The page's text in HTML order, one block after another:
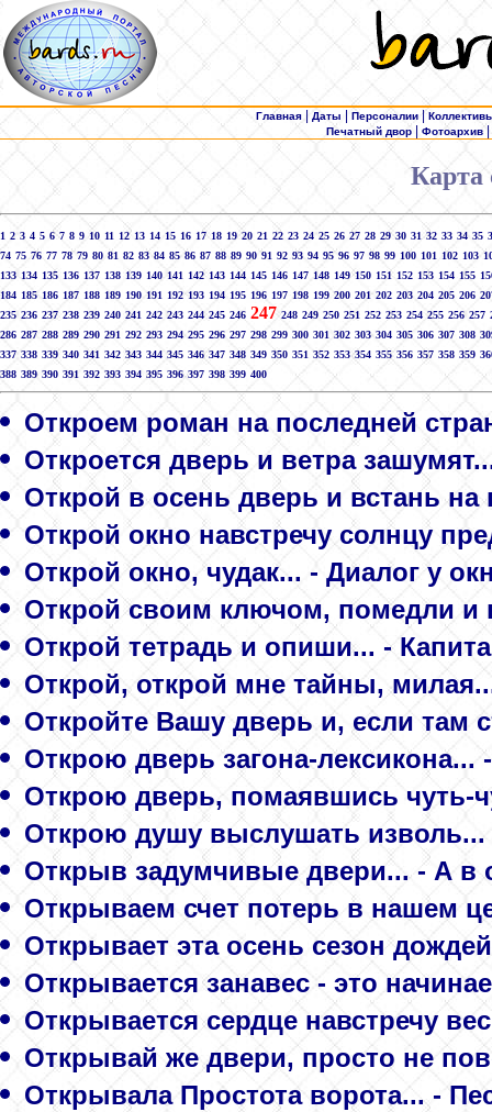
Главная| Даты Персоналии|
Печатный двор| Фотоархив
Карта
1 2 3 4 5 6 7 8 9 10 11 12 13 14 15 16 17 18 19 20 21 22 23 24 25 26 27 28 29 30 31 32 33 34 35
74 75 76 77 78 79 80 81 82 83 84 85 86 87 88 89 90 91 92 93 94 95 96 97 98 99 100 101 102 103
133 134 135 136 137 138 139 140 141 142 143 144 145 146 147 148 149 150 151 152 153 154 155
184 185 186 187 188 189 190 191 192 193 194 195 196 197 198 199 200 201 202 203 204 205 206
235 236 237 238 239 240 241 242 243 244 245 246 247 248 249 250 251 252 253 254 255 256 257
286 287 288 289 290 291 292 293 294 295 296 297 298 299 300 301 302 303 304 305 306 307 308
337 338 339 340 341 342 343 344 345 346 347 348 349 350 351 352 353 354 355 356 357 358 359
388 389 390 391 392 393 394 395 396 397 398 399 400
Откроем роман на последней
Откроется дверь и ветра
Открой в осень дверь и встань на
Открой окно навстречу солнцу
Открой окно, чудак... - Диалог у
Открой своим ключом, помедли и
Открой тетрадь и опиши... -
Открой, открой мне тайны,
Откройте Вашу дверь и, если там
Открою дверь загона-
Открою дверь, помаявшись чуть-
Открою душу выслушать
Открыв задумчивые двери... - А в
Открываем счет потерь в нашем
Открывает эта осень сезон
Открывается занавес - это
Открывается сердце навстречу
Открывай же двери, просто не
Открывала Простота ворота... -